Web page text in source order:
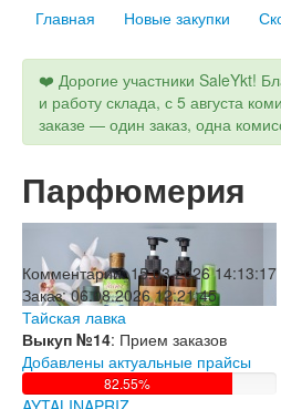
Главная
Новые закупки
❤️ Дорогие участники SaleYkt!
и работу склада, с 5 августа
заказе — один заказ, одна
Парфюмери​я
Комментарий:15.03.2026 14:13:17
Заказ:06.08.2026 12:21:45
Тайская лавка
Выкуп №14: Прием заказов
Добавлены актуальные прайсы
82.55%